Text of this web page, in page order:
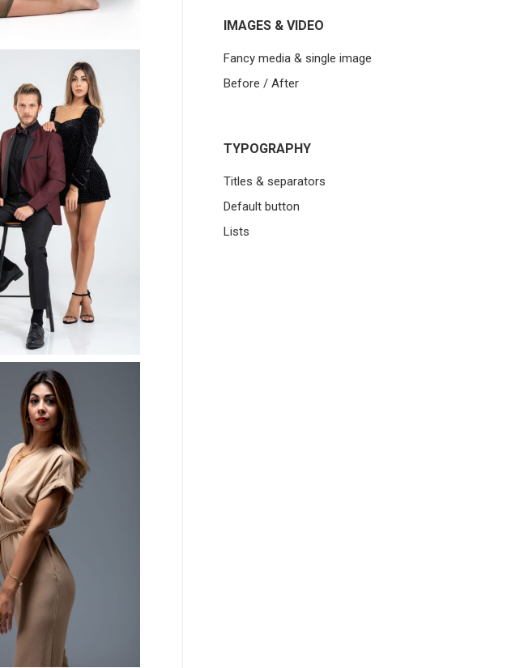
IMAGES & VIDEO
Fancy media & single image
Before / After
TYPOGRAPHY
Titles & separators
Default button
Lists